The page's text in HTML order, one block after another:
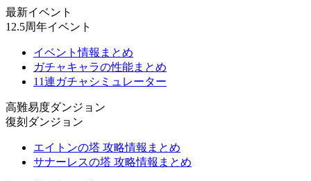
最新イベント
12.5周年イベント
イベント情報まとめ
ガチャキャラの性能まとめ
11連ガチャシミュレーター
高難易度ダンジョン
復刻ダンジョン
エイトンの塔 攻略情報まとめ
サナーレスの塔 攻略情報まとめ